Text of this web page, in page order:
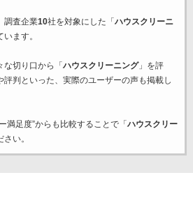
調査企業10社を対象にした「 ハウスクリーニ
ます。
切り口から「 ハウスクリーニング」を評
判といった、実際のユーザーの声も掲載し
満足度”からも比較することで「 ハウスクリー
い。